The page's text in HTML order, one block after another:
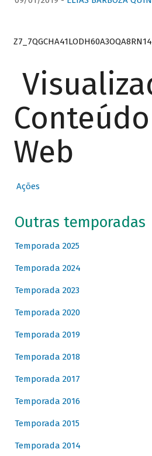
Web
Ações
Outras temporadas
Temporada 2025
Temporada 2024
Temporada 2023
Temporada 2020
Temporada 2019
Temporada 2018
Temporada 2017
Temporada 2016
Temporada 2015
Temporada 2014